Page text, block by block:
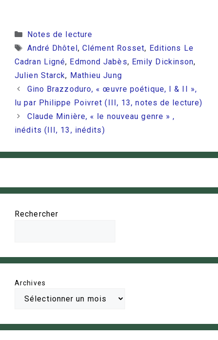
Catégories
Notes de lecture
Étiquettes
André Dhôtel, Clément Rosset, Editions Le
Cadran Ligné, Edmond Jabès, Emily Dickinson,
Julien Starck, Mathieu Jung
Gino Brazzoduro, « œuvre poétique, I & II »,
lu par Philippe Poivret (III, 13, notes de lecture)
Claude Minière, « le nouveau genre » ,
inédits (III, 13, inédits)
Rechercher
Archives